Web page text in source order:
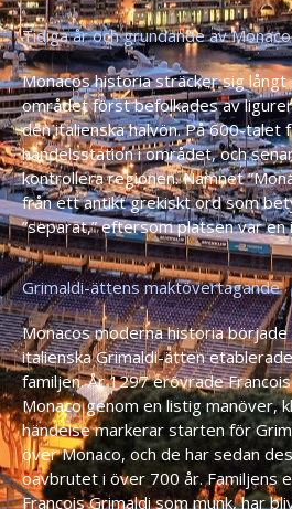
Tidiga år och grundande av Monaco
Monacos historia sträcker sig långt
området först befolkades av
den italienska halvön. På 600-talet
handelsstation i området, och
kontrollera regionen. Namnet
från ett antikt grekiskt ord som
”separat,” eftersom platsen var
Grimaldi-ättens maktövertagande
Monacos moderna historia
italienska Grimaldi-ätten
familjen. År 1297 erövrade
Monaco genom en listig manöver,
händelse markerar starten för
över Monaco, och de har sedan
oavbrutet i över 700 år. Familjens
Francois Grimaldi som munk, har